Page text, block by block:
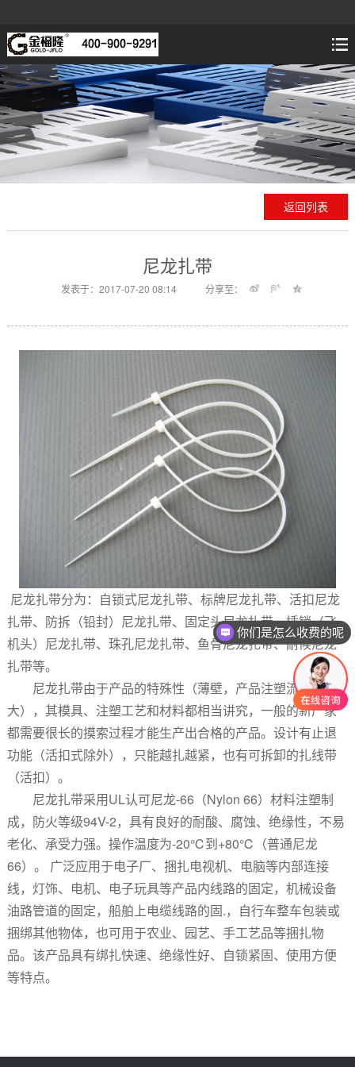
返回列表
尼龙扎带
发表于：2017-07-20 08:14 分享至：
尼龙扎带分为：自锁式尼龙扎带、标牌尼龙扎带、活扣尼龙
扎带、防拆（铅封）尼龙扎带、固定头尼龙扎带、插销（飞
机头）尼龙扎带、珠孔尼龙扎带、鱼骨尼龙扎带、耐候尼龙
扎带等。
尼龙扎带由于产品的特殊性（薄壁，产品注塑流程比较
大），其模具、注塑工艺和材料都相当讲究，一般的新厂家
都需要很长的摸索过程才能生产出合格的产品。设计有止退
功能（活扣式除外），只能越扎越紧，也有可拆卸的扎线带
（活扣）。
尼龙扎带采用UL认可尼龙-66（Nylon 66）材料注塑制
成，防火等级94V-2，具有良好的耐酸、腐蚀、绝缘性，不易
老化、承受力强。操作温度为-20℃到+80℃（普通尼龙
66）。 广泛应用于电子厂、捆扎电视机、电脑等内部连接
线，灯饰、电机、电子玩具等产品内线路的固定，机械设备
油路管道的固定，船舶上电缆线路的固.，自行车整车包装或
捆绑其他物体，也可用于农业、园艺、手工艺品等捆扎物
品。该产品具有绑扎快速、绝缘性好、自锁紧固、使用方便
等特点。
你们是怎么收费的呢